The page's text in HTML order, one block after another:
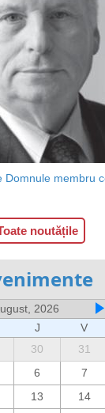
Domnule membru
noutățile
2026
J V
30 31
6 7
13 14